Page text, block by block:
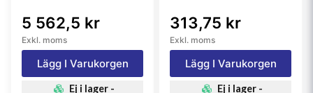
5 562,5 kr
Exkl. moms
Lägg I Varukorgen
Ej i lager -
313,75 kr
Exkl. moms
Lägg I Varukorgen
Ej i lager -